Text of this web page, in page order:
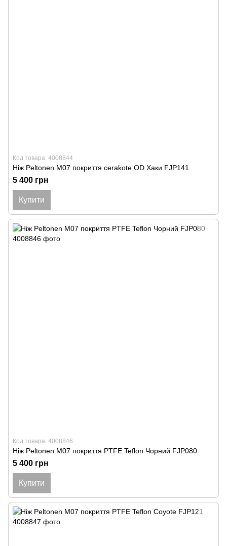
Код товара: 4008844
Ніж Peltonen M07 покриття cerakote OD Хаки FJP141
5 400 грн
Купити
Код товара: 4008846
Ніж Peltonen M07 покриття PTFE Teflon Чорний FJP080
5 400 грн
Купити